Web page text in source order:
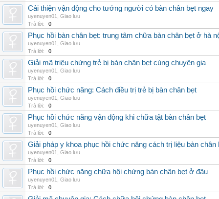
Cải thiện vận động cho tướng người có bàn chân bẹt ngay
uyenuyen01
Giao lưu
Trả lời:
0
Phục hồi bàn chân bẹt: trung tâm chữa bàn chân bẹt ở hà
uyenuyen01
Giao lưu
Trả lời:
0
Giải mã triệu chứng trẻ bị bàn chân bẹt cùng chuyên gia
uyenuyen01
Giao lưu
Trả lời:
0
Phục hồi chức năng: Cách điều trị trẻ bị bàn chân bẹt
uyenuyen01
Giao lưu
Trả lời:
0
Phục hồi chức năng vận động khi chữa tật bàn chân bẹt
uyenuyen01
Giao lưu
Trả lời:
0
Giải pháp y khoa phục hồi chức năng cách trị liệu bàn chân
uyenuyen01
Giao lưu
Trả lời:
0
Phục hồi chức năng chữa hội chứng bàn chân bẹt ở đâu
uyenuyen01
Giao lưu
Trả lời:
0